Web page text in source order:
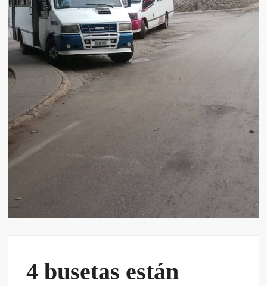
4 busetas están